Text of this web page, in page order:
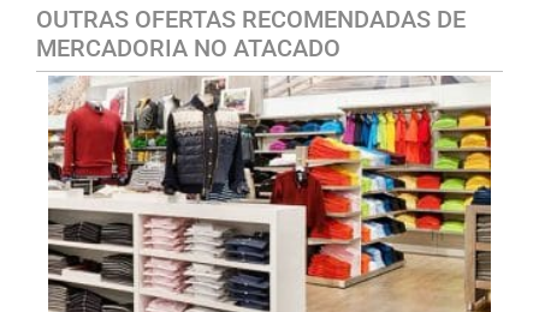
OUTRAS OFERTAS RECOMENDADAS DE
MERCADORIA NO ATACADO
ROUPA CASUAL MASCULINA
Este lote pode incluir uma variedade de marcas, como:
Polo
Ralph Lauren, Tommy Hilfiger, Lacoste, Michael Kors, Vince
Camuto, Tommy Bahama, Calvin Klein, Nautica e mais.